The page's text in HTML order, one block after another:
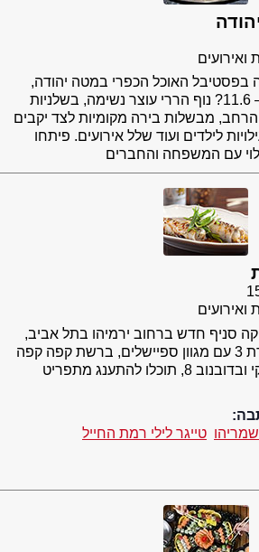
האוכל הכפרי במטה יהודה,
שייערך בתאריכים 20.5 – 11.6? נוף הררי עוצר נשימה, בשלניות
מבשלות בירה מקומיות לצד יקבים
לילדים ועוד שלל אירועים. פיתחו
עם המשפחה והחברים
סניף חדש ברחוב ירמיהו בתל אביב,
טייגר לילי חוגגת יום הולדת 3 עם מגוון ספיישלים, ברשת קפה קפה
מצדיעים למטבח האיטלקי ובדובנוב 8, תוכלו להתענג מתפריט
טייגר לילי רמת החייל